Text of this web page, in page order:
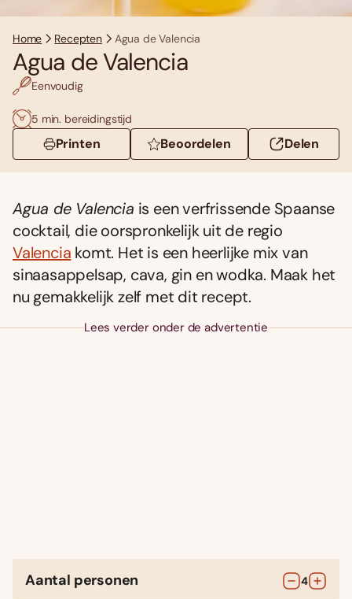
Home Recepten Agua de Valencia
Agua de Valencia
Eenvoudig
5 min. bereidingstijd
Printen Beoordelen Delen
Agua de Valencia is een verfrissende Spaanse
cocktail, die oorspronkelijk uit de regio
Valencia komt. Het is een heerlijke mix van
sinaasappelsap, cava, gin en wodka. Maak het
nu gemakkelijk zelf met dit recept.
Lees verder onder de advertentie
Aantal personen 4